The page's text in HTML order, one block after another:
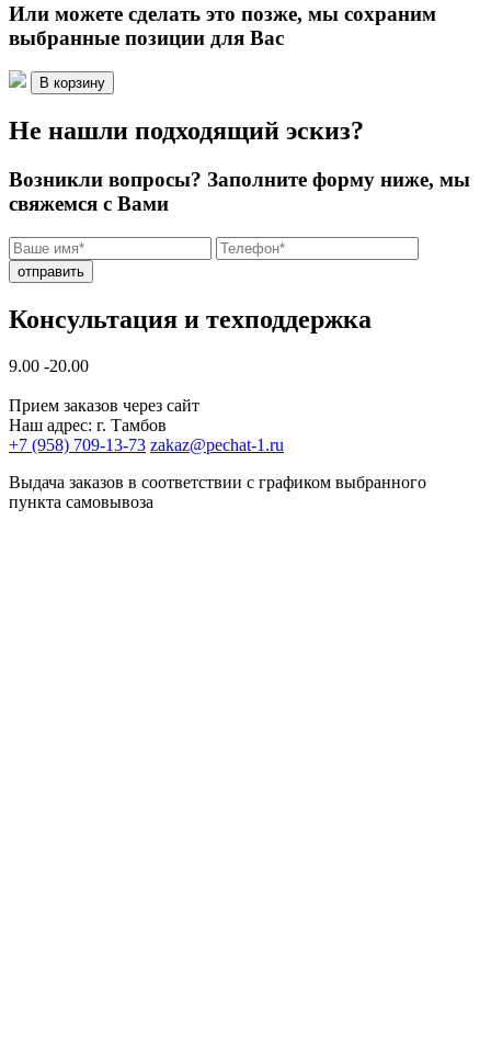
Или можете сделать это позже, мы сохраним
выбранные позиции для Вас
В корзину
Не нашли подходящий эскиз?
Возникли вопросы? Заполните форму ниже, мы
свяжемся с Вами
отправить
Консультация и техподдержка
9.00 -20.00
Прием заказов через сайт
Наш адрес: г. Тамбов
+7 (958) 709-13-73 zakaz@pechat-1.ru
Выдача заказов в соответствии с графиком выбранного
пункта самовывоза